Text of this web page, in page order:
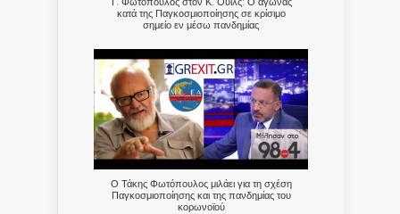
κατά της Παγκοσμιοποίησης σε κρίσιμο
σημείο εν μέσω πανδημίας
Ο Τάκης Φωτόπουλος μιλάει για τη σχέση
Παγκοσμιοποίησης και της πανδημίας του
κορωνοϊού